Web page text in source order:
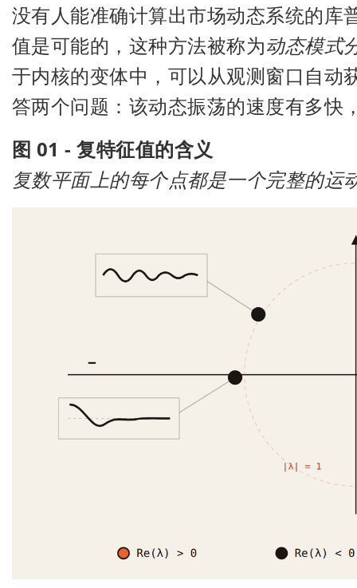
没有人能准确计算出市场动态系统的库
值是可能的，这种方法被称为动态模式
于内核的变体中，可以从观测窗口自动
答两个问题：该动态振荡的速度有多快
图 01 - 复特征值的含义
复数平面上的每个点都是一个完整的运